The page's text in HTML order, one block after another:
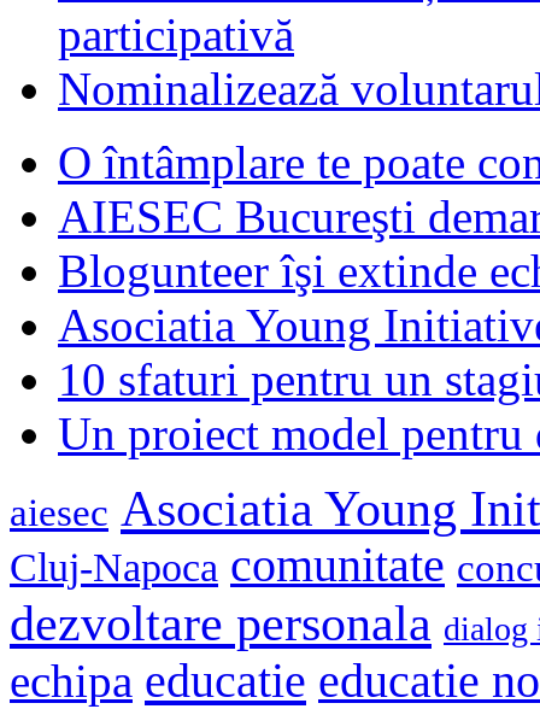
participativă
Nominalizează
O întâmplare te poate
AIESEC Bucureşti
Blogunteer îşi extinde
Asociatia Young
10 sfaturi pentru un
Un proiect model
aiesec Asociatia Young
Cluj-Napoca comunitate
dezvoltare personala dialog
echipa educatie educatie